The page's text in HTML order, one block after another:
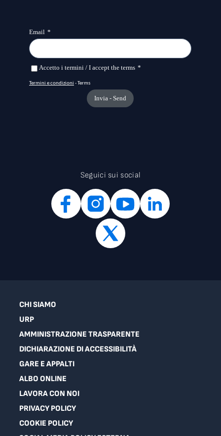
Seguici sui social
CHI SIAMO
URP
AMMINISTRAZIONE TRASPARENTE
DICHIARAZIONE DI ACCESSIBILITÀ
GARE E APPALTI
ALBO ONLINE
LAVORA CON NOI
PRIVACY POLICY
COOKIE POLICY